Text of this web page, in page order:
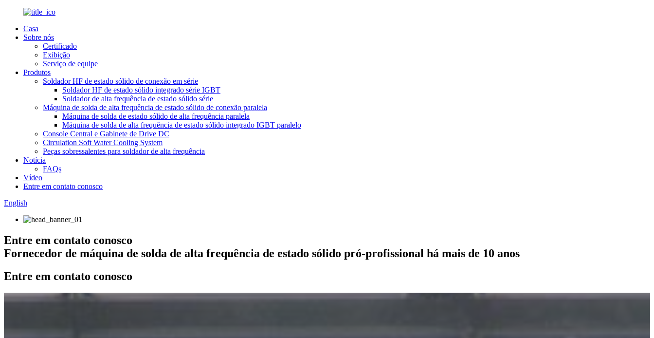
Casa
Sobre nós
Certificado
Exibição
Serviço de equipe
Produtos
Soldador HF de estado sólido de conexão em série
Soldador HF de estado sólido integrado série IGBT
Soldador de alta frequência de estado sólido série
Máquina de solda de alta frequência de estado sólido de conexão paralela
Máquina de solda de estado sólido de alta frequência paralela
Máquina de solda de alta frequência de estado sólido integrado IGBT paralelo
Console Central e Gabinete de Drive DC
Circulation Soft Water Cooling System
Peças sobressalentes para soldador de alta frequência
Notícia
FAQs
Vídeo
Entre em contato conosco
English
Entre em contato conosco
Fornecedor de máquina de solda de alta frequência de estado sólido pró-profissional há mais de 10 anos
Entre em contato conosco